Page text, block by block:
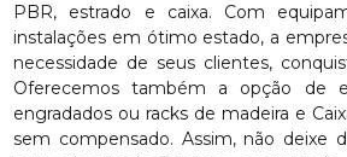
PBR, estrado e caixa. Com
instalações em ótimo estado, a
necessidade de seus clientes,
Oferecemos também a opção de
engradados ou racks de madeira e
sem compensado. Assim, não deixe